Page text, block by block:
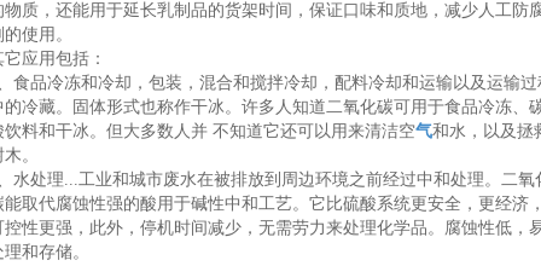
物质，还能用于延长乳制品的货架时间，保证口味和质地，减少人工防
使用。
它应用包括：
食品冷冻和冷却，包装，混合和搅拌冷却，配料冷却和运输以及运输过
的冷藏。固体形式也称作干冰。许多人知道二氧化碳可用于食品冷冻、
饮料和干冰。但大多数人并 不知道它还可以用来清洁空气和水，以及拯
。
水处理...工业和城市废水在被排放到周边环境之前经过中和处理。二氧
能取代腐蚀性强的酸用于碱性中和工艺。它比硫酸系统更安全，更经济
控性更强，此外，停机时间减少，无需劳力来处理化学品。腐蚀性低，
和存储。